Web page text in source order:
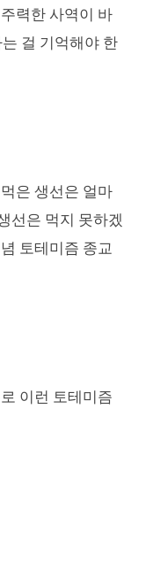
력한 사역이 바
걸 기억해야 한
은 생선은 얼마
선은 먹지 못하겠
토테미즘 종교
이런 토테미즘